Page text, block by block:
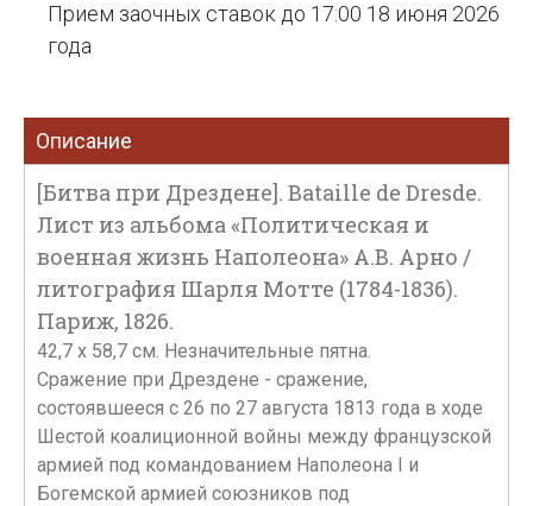
Прием заочных ставок до 17:00 18 июня 2026
года
Описание
[Битва при Дрездене]. Bataille de Dresde.
Лист из альбома «Политическая и
военная жизнь Наполеона» А.В. Арно /
литография Шарля Мотте (1784-1836).
Париж, 1826.
42,7 х 58,7 см. Незначительные пятна.
Сражение при Дрездене - сражение,
состоявшееся с 26 по 27 августа 1813 года в ходе
Шестой коалиционной войны между французской
армией под командованием Наполеона I и
Богемской армией союзников под